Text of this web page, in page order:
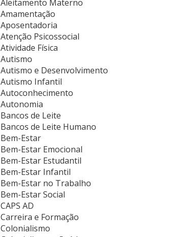
Aleitamento Materno
Amamentação
Aposentadoria
Atenção Psicossocial
Atividade Física
Autismo
Autismo e Desenvolvimento
Autismo Infantil
Autoconhecimento
Autonomia
Bancos de Leite
Bancos de Leite Humano
Bem-Estar
Bem-Estar Emocional
Bem-Estar Estudantil
Bem-Estar Infantil
Bem-Estar no Trabalho
Bem-Estar Social
CAPS AD
Carreira e Formação
Colonialismo